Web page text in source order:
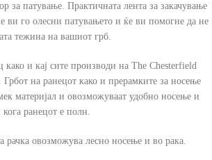
за патување. Практичната лента за закачување
ви го олесни патувањето и ќе ви помогне да не
тежина на вашиот грб.
како и кај сите производи на The Chesterfield
на ранецот како и прерамките за носење
материјал и овозможуваат удобно носење и
ранецот е полн.
рачка овозможува лесно носење и во рака.